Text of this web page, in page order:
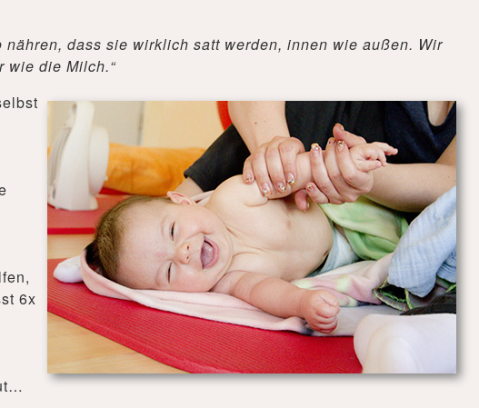
dass sie wirklich satt werden, innen wie außen. Wir
wie die Milch.“
6x